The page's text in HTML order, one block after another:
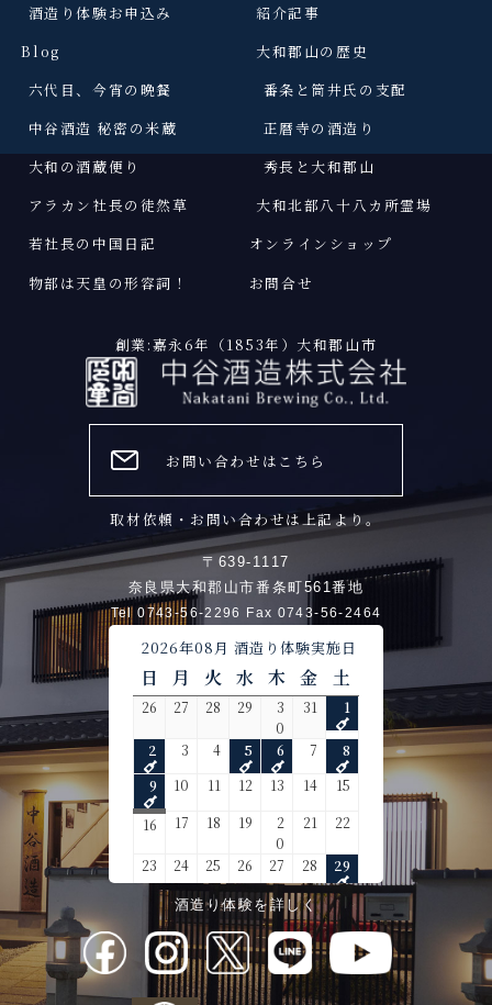
酒造り体験お申込み
Blog
六代目、今宵の晩餐
中谷酒造 秘密の米蔵
大和の酒蔵便り
アラカン社長の徒然草
若社長の中国日記
物部は天皇の形容詞 ！
紹介記事
大和郡山の歴史
番条と筒井氏の支配
正暦寺の酒造り
秀長と大和郡山
大和北部八十八カ所霊場
オンラインショップ
お問合せ
創業:嘉永6年（1853年）大和郡山市
お問い合わせはこちら
取材依頼・お問い合わせは上記より。
〒639-1117
奈良県大和郡山市番条町561番地
Tel 0743-56-2296 Fax 0743-56-2464
酒造り体験を詳しく